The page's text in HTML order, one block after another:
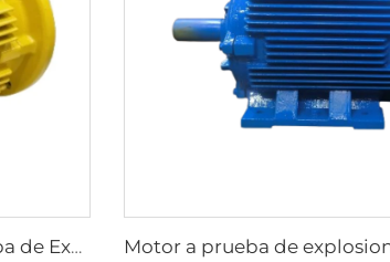
Motor Asíncrono Trifásico a Prueba de Explosiones de Alta Eficiencia Ultra, Serie YBX4, de Baja Tensión